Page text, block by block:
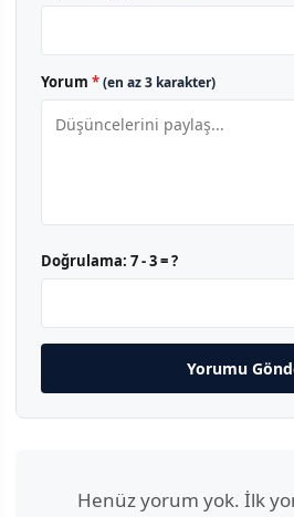
Yorum *(en az 3 karakter)
Doğrulama: 7 - 3 = ?
Yorumu
Henüz yorum yok. İlk